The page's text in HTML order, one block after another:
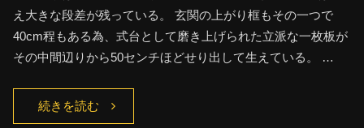
え大きな段差が残っている。 玄関の上がり框もその一つで
40cm程もある為、式台として磨き上げられた立派な一枚板が
その中間辺りから50センチほどせり出して生えている。 …
続きを読む